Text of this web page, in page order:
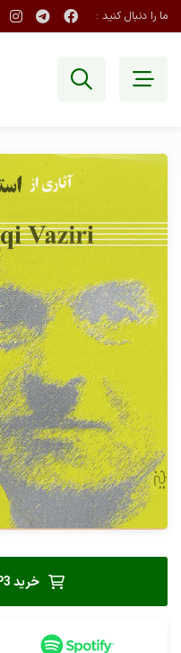
ما را دنبال کنید :
خرید MP3